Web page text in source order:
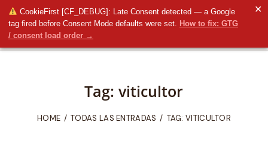
CookieFirst [CF_DEBUG]: Late Consent detected — a Google
tag fired before Consent Mode defaults were set. How to fix: GTG
/ consent load order →
✕
Tag: viticultor
HOME TODAS LAS ENTRADAS TAG: VITICULTOR